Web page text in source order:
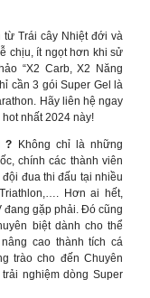
Trái cây Nhiệt đới và
chịu, ít ngọt hơn khi sử
“X2 Carb, X2 Năng
cần 3 gói Super Gel là
Hãy liên hệ ngay
nhất 2024 này!
? Không chỉ là những
chính các thành viên
đua thi đấu tại nhiều
Hơn ai hết,
đang gặp phải. Đó cũng
biệt dành cho thể
cao thành tích cá
trào cho đến Chuyên
nghiệm dòng Super